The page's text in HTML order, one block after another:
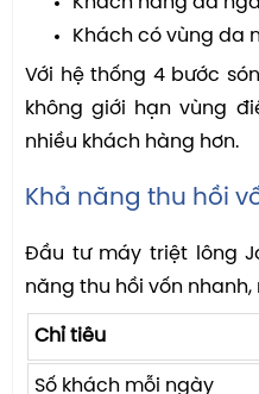
Khách có vùng da
Với hệ thống 4 bước
không giới hạn vùng
nhiều khách hàng hơn.
Khả năng thu hồi
Đầu tư máy triệt lông
năng thu hồi vốn
Chỉ tiêu
Số khách mỗi ngày